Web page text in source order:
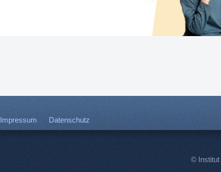
Impressum Datenschutz
© Institut